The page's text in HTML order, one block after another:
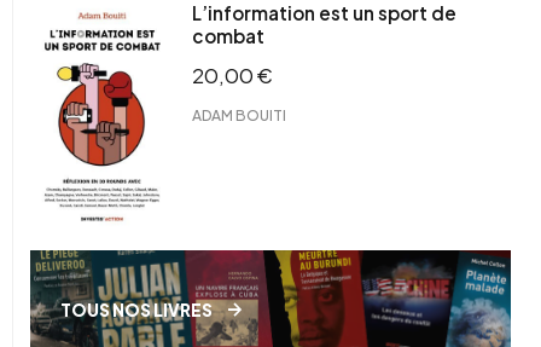
L’information est un sport de
combat
20,00€
ADAM BOUITI
TOUS NOS LIVRES